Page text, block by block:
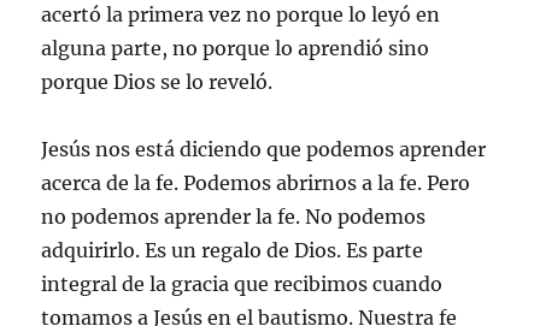
acertó la primera vez no porque lo leyó en
alguna parte, no porque lo aprendió sino
porque Dios se lo reveló.
Jesús nos está diciendo que podemos aprender
acerca de la fe. Podemos abrirnos a la fe. Pero
no podemos aprender la fe. No podemos
adquirirlo. Es un regalo de Dios. Es parte
integral de la gracia que recibimos cuando
tomamos a Jesús en el bautismo. Nuestra fe